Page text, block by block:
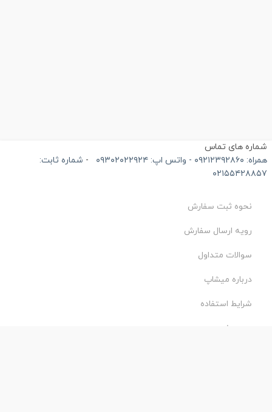
های تماس
- واتس اپ: ۰۹۳۰۲۰۲۲۹۲۴
-
شماره ثابت:
نحوه ثبت سفارش
رویه ارسال سفارش
سوالات متداول
درباره میشاپ
شرایط استفاده
حریم خصوصی